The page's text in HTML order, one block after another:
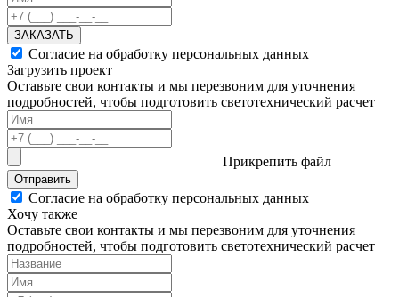
ЗАКАЗАТЬ
Согласие на обработку персональных данных
Загрузить проект
Оставьте свои контакты и мы перезвоним для уточнения
подробностей, чтобы подготовить светотехнический расчет
Прикрепить файл
Отправить
Согласие на обработку персональных данных
Хочу также
Оставьте свои контакты и мы перезвоним для уточнения
подробностей, чтобы подготовить светотехнический расчет